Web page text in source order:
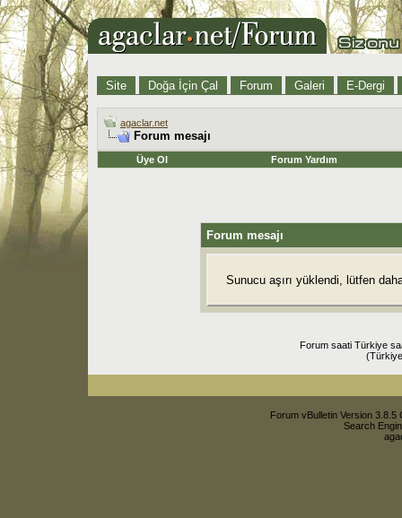
Site Doğa İçin Çal Forum Galeri E-Dergi
agaclar.net
Forum mesajı
Üye Ol Forum Yardım
Forum mesajı
Sunucu aşırı yüklendi, lütfen
Forum saati Türkiye
Forum vBulletin Version
Search